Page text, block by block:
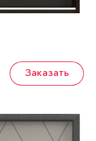
Заказать